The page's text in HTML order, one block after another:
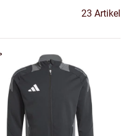
23 Artikel